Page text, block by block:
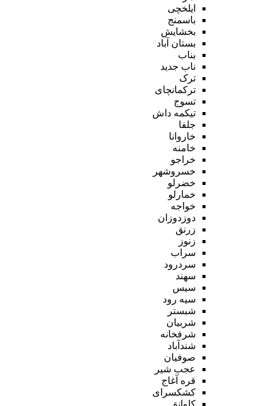
ایلخچی
باسمنج
بخشایش
بستان آباد
بناب
ناب جدید
ترک
ترکمانچای
تسوج
تیکمه داش
جلفا
خاروانا
خامنه
خراجو
خسروشهر
خضرلو
خمارلو
خواجه
دوزدوزان
زرنق
زنوز
سراب
سردرود
سهند
سیس
سیه رود
شبستر
شربیان
شرفخانه
شندآباد
صوفیان
عجب شیر
قره آغاج
کشکسرای
کلوانق